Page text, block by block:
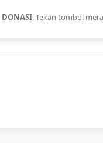
DONASI. Tekan tombol